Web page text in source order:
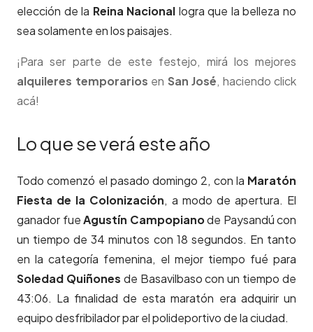
elección de la Reina Nacional logra que la belleza no
sea solamente en los paisajes.
¡Para ser parte de este festejo, mirá los mejores
alquileres temporarios en San José, haciendo click
acá!
Lo que se verá este año
Todo comenzó el pasado domingo 2, con la Maratón
Fiesta de la Colonización, a modo de apertura. El
ganador fueAgustín Campopianode Paysandú con
un tiempo de 34 minutos con 18 segundos. En tanto
en la categoría femenina, el mejor tiempo fué para
Soledad Quiñones de Basavilbaso con un tiempo de
43:06. La finalidad de esta maratón era adquirir un
equipo desfribilador par el polideportivo de la ciudad.